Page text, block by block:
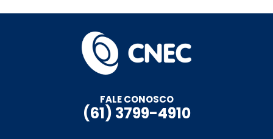
FALE CONOSCO
(61) 3799-4910